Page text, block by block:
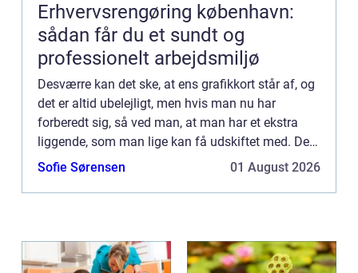
Erhvervsrengøring københavn:
sådan får du et sundt og
professionelt arbejdsmiljø
Desværre kan det ske, at ens grafikkort står af, og
det er altid ubelejligt, men hvis man nu har
forberedt sig, så ved man, at man har et ekstra
liggende, som man lige kan få udskiftet med. Det
er selvfølgelig ikke alle...
Sofie Sørensen 01 August 2026